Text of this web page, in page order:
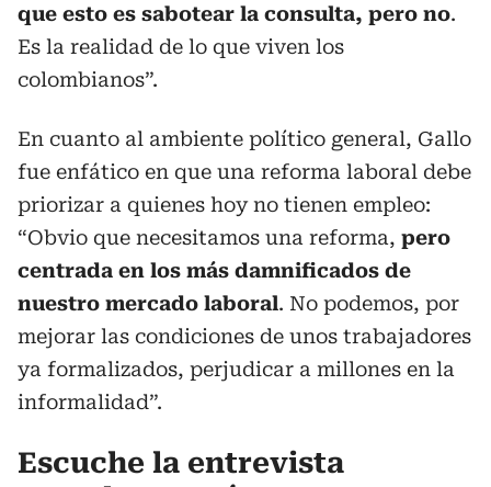
que esto es sabotear la consulta, pero no.
Es la realidad de lo que viven los
colombianos”.
En cuanto al ambiente político general, Gallo
fue enfático en que una reforma laboral debe
priorizar a quienes hoy no tienen empleo:
“Obvio que necesitamos una reforma, pero
centrada en los más damnificados de
nuestro mercado laboral. No podemos, por
mejorar las condiciones de unos trabajadores
ya formalizados, perjudicar a millones en la
informalidad”.
Escuche la entrevista